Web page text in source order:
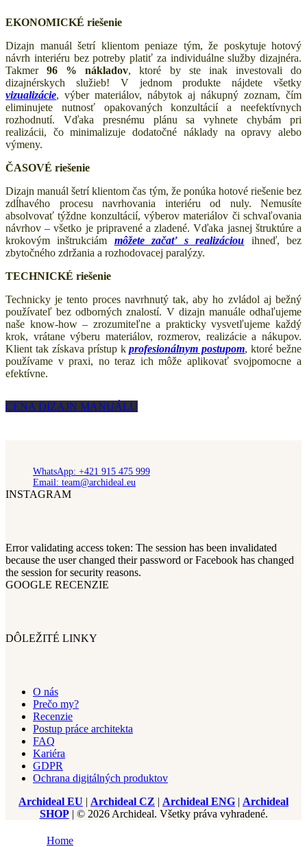
EKONOMICKÉ riešenie
Dizajn manuál šetrí klientom peniaze tým, že poskytuje hotový
návrh interiéru bez potreby platiť za individuálne služby dizajnéra.
Takmer96 % nákladov, ktoré by ste inak investovali do
dizajnérskych služieb! V jednom produkte nájdete všetky
vizualizácie, výber materiálov, nábytok aj nákupný zoznam, čím
eliminujete nutnosť opakovaných konzultácií a neefektívnych
rozhodnutí. Vďaka presnému plánu sa vyhnete chybám pri
realizácii, čo minimalizuje dodatočné náklady na opravy alebo
výmeny.
ČASOVÉ riešenie
Dizajn manuál šetrí klientom čas tým, že ponúka hotové riešenie bez
zdĺhavého procesu navrhovania interiéru od nuly. Nemusíte
absolvovať týždne konzultácií, výberov materiálov či schvaľovania
návrhov – všetko je pripravené a zladené. Vďaka jasnej štruktúre a
krokovým inštrukciám môžete začať s realizáciou ihneď, bez
zbytočného zdržania a rozhodovacej paralýzy.
TECHNICKÉ riešenie
Technicky je tento proces navrhnutý tak, aby ho zvládol aj bežný
používateľ bez odborných znalostí. V dizajn manuále odhaľujeme
naše know-how – zrozumiteľne a prakticky vysvetľujeme každý
krok, vrátane výberu materiálov, rozmerov, realizácie a nákupov.
Klient tak získava prístup kprofesionálnym postupom, ktoré bežne
používame v praxi, no teraz ich môže aplikovať svojpomocne a
efektívne.
CENA DIZAJN MANUÁLU
WhatsApp: +421 915 475 999
Email: team@archideal.eu
INSTAGRAM
Error validating access token: The session has been invalidated
because the user changed their password or Facebook has changed
the session for security reasons.
GOOGLE RECENZIE
DÔLEŽITÉ LINKY
O nás
Prečo my?
Recenzie
Postup práce architekta
FAQ
Kariéra
GDPR
Ochrana digitálných produktov
Archideal EU | Archideal CZ | Archideal ENG | Archideal
SHOP | © 2026 Archideal. Všetky práva vyhradené.
Home